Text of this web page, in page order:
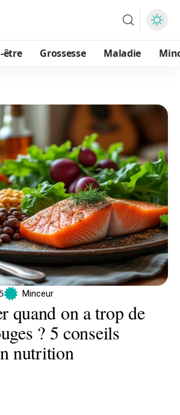
être Grossesse Maladie
Minceur
quand on a trop de
? 5 conseils
nutrition